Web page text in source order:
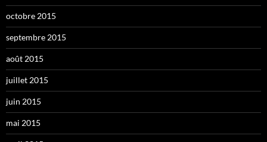
octobre 2015
septembre 2015
août 2015
juillet 2015
juin 2015
mai 2015